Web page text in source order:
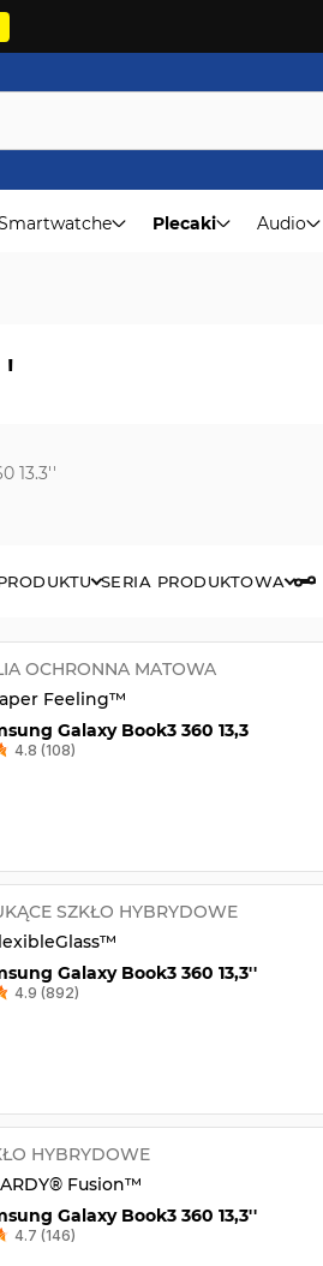
Plecaki Audio
13.3''
SERIA PRODUKTOWA
OCHRONNA MATOWA
Feeling™
Galaxy Book3 360 13,3
4.8 (108)
SZKŁO HYBRYDOWE
Galaxy Book3 360 13,3''
4.9 (892)
HYBRYDOWE
Fusion™
Galaxy Book3 360 13,3''
4.7 (146)